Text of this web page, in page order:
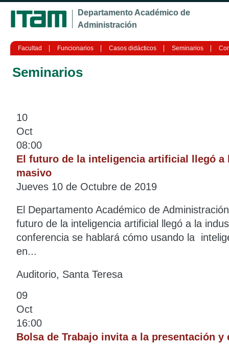
Departamento Académico de
Administración
Facultad Funcionarios Casos didácticos Seminarios
Seminarios
10
Oct
08:00
El futuro de la inteligencia artificial llegó a
masivo
Jueves 10 de Octubre de 2019
El Departamento Académico de
futuro de la inteligencia artificial llegó a la
conferencia se hablará cómo usando la
en...
Auditorio, Santa Teresa
09
Oct
16:00
Bolsa de Trabajo invita a la presentación y